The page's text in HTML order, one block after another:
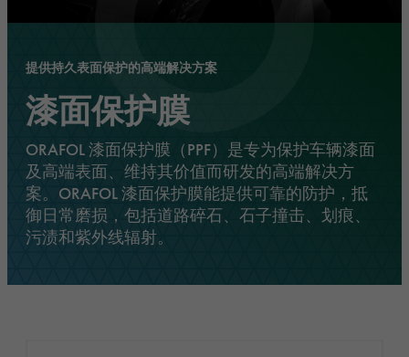
提供持久表面保护的高端解决方案
漆面保护膜
ORAFOL 漆面保护膜（PPF）是专为保护车辆漆面
及高端表面、维持其价值而研发的高端解决方
案。ORAFOL 漆面保护膜能提供可靠的防护，抵
御日常磨损，包括道路碎石、石子撞击、划痕、
污渍和紫外线辐射。